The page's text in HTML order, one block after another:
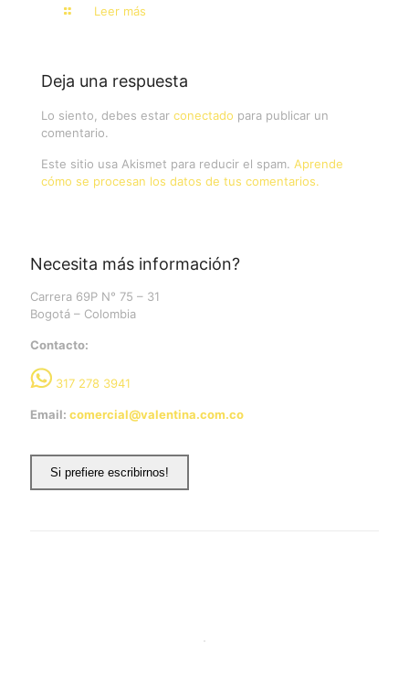
Leer más
Deja una respuesta
Lo siento, debes estar conectado para publicar un
comentario.
Este sitio usa Akismet para reducir el spam. Aprende
cómo se procesan los datos de tus comentarios.
Necesita más información?
Carrera 69P N° 75 – 31
Bogotá – Colombia
Contacto:
317 278 3941
Email: comercial@valentina.com.co